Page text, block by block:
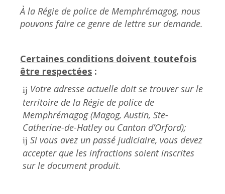
À la Régie de police de Memphrémagog, nous
pouvons faire ce genre de lettre sur demande.
Certaines conditions doivent toutefois
être respectées :
Votre adresse actuelle doit se trouver sur le
territoire de la Régie de police de
Memphrémagog (Magog, Austin, Ste-
Catherine-de-Hatley ou Canton d’Orford);
Si vous avez un passé judiciaire, vous devez
accepter que les infractions soient inscrites
sur le document produit.